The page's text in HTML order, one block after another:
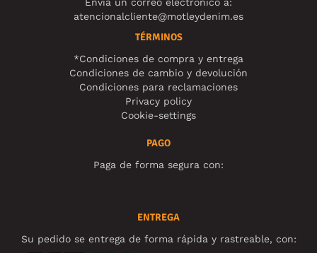
atencionalcliente@motleydenim.es
TÉRMINOS
*Condiciones de compra y entrega
Condiciones de cambio y devolución
Condiciones para reclamaciones
Privacy policy
Cookie-settings
PAGO
Paga de forma segura con:
ENTREGA
Su pedido se entrega de forma rápida y rastreable, con: